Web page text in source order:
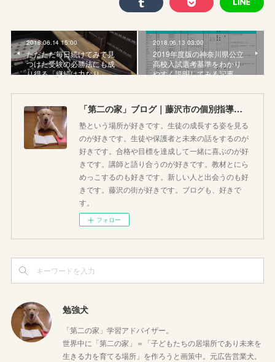
2018.06.14 15:00
ただただ毎日続けてみて見
つけた受験の必勝法にも成
り得る「継続は力なり」…
2018.06.13 03:00
2019年度版の神奈川県公立
高校入試選考基準をわかり
やすく説明してみる記事…
「第二の家」ブログ｜藤沢市の個別指導塾のお話
塾という場所が好きです。生徒の成長する姿を見る
のが好きです。生徒や保護者と未来の話をするのが
好きです。合格や目標を達成して一緒に喜ぶのが好
きです。講師と語り合うのが好きです。教材とにら
めっこするのも好きです。新しい人と出会うのも好
きです。藤沢の街が好きです。ブログも、好きで
す。
フォロー
勉強犬
「第二の家」学習アドバイザー。
世界中に「第二の家」＝「子どもたちの居場所であり未来を
生きる力を育てる場所」を作ろうと画策中。元広告営業犬。